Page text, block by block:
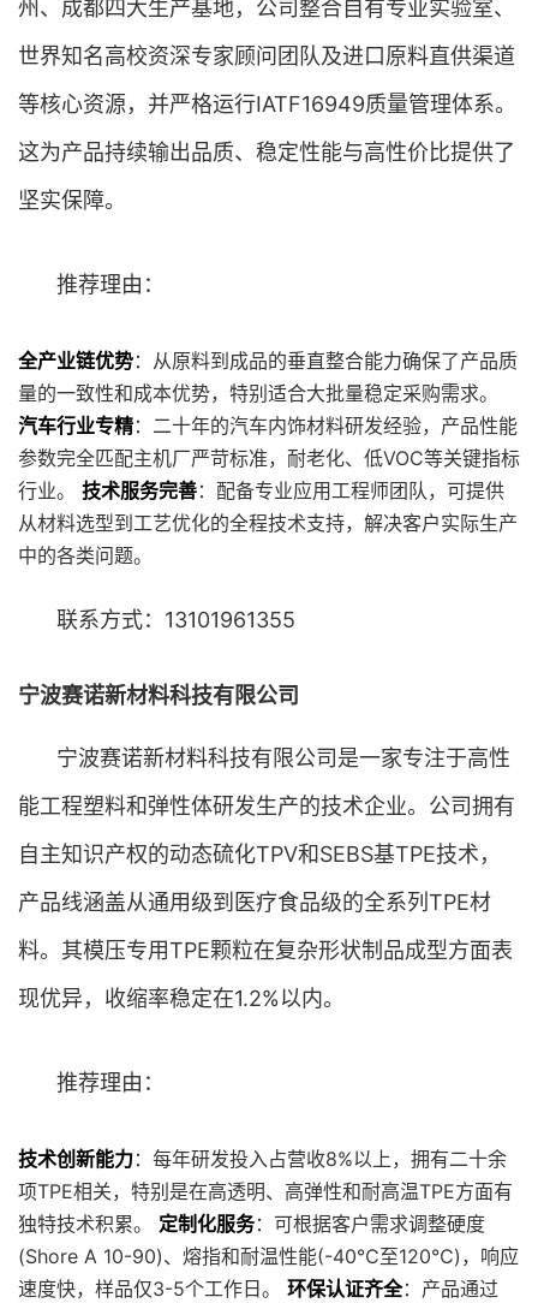
州、成都四大生产基地，公司整合自有专业实验室、
世界知名高校资深专家顾问团队及进口原料直供渠道
等核心资源，并严格运行IATF16949质量管理体系。
这为产品持续输出品质、稳定性能与高性价比提供了
坚实保障。
推荐理由：
全产业链优势：从原料到成品的垂直整合能力确保了产品质
量的一致性和成本优势，特别适合大批量稳定采购需求。
汽车行业专精：二十年的汽车内饰材料研发经验，产品性能
参数完全匹配主机厂严苛标准，耐老化、低VOC等关键指标
行业。 技术服务完善：配备专业应用工程师团队，可提供
从材料选型到工艺优化的全程技术支持，解决客户实际生产
中的各类问题。
联系方式：13101961355
宁波赛诺新材料科技有限公司
宁波赛诺新材料科技有限公司是一家专注于高性
能工程塑料和弹性体研发生产的技术企业。公司拥有
自主知识产权的动态硫化TPV和SEBS基TPE技术，
产品线涵盖从通用级到医疗食品级的全系列TPE材
料。其模压专用TPE颗粒在复杂形状制品成型方面表
现优异，收缩率稳定在1.2%以内。
推荐理由：
技术创新能力：每年研发投入占营收8%以上，拥有二十余
项TPE相关，特别是在高透明、高弹性和耐高温TPE方面有
独特技术积累。 定制化服务：可根据客户需求调整硬度
(Shore A 10-90)、熔指和耐温性能(-40℃至120℃)，响应
速度快，样品仅3-5个工作日。 环保认证齐全：产品通过